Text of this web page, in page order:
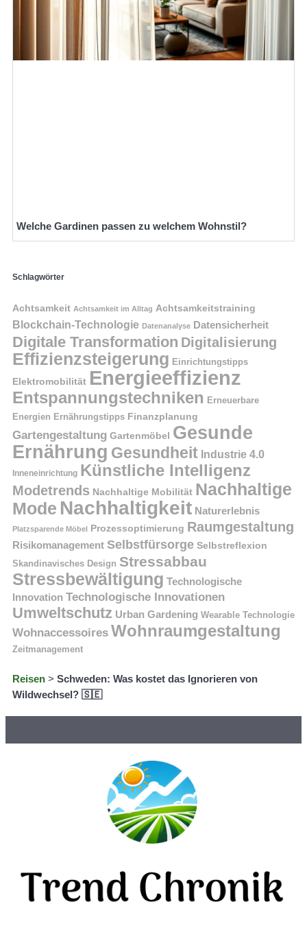
Welche Gardinen passen zu welchem Wohnstil?
Schlagwörter
Achtsamkeit Achtsamkeit im Alltag Achtsamkeitstraining
Blockchain-Technologie Datenanalyse Datensicherheit
Digitale Transformation Digitalisierung
Effizienzsteigerung Einrichtungstipps
Elektromobilität Energieeffizienz
Entspannungstechniken Erneuerbare
Energien Ernährungstipps Finanzplanung
Gartengestaltung Gartenmöbel Gesunde
Ernährung Gesundheit Industrie 4.0
Inneneinrichtung Künstliche Intelligenz
Modetrends Nachhaltige Mobilität Nachhaltige
Mode Nachhaltigkeit Naturerlebnis
Platzsparende Möbel Prozessoptimierung Raumgestaltung
Risikomanagement Selbstfürsorge Selbstreflexion
Skandinavisches Design Stressabbau
Stressbewältigung Technologische
Innovation Technologische Innovationen
Umweltschutz Urban Gardening Wearable Technologie
Wohnaccessoires Wohnraumgestaltung
Zeitmanagement
Reisen > Schweden: Was kostet das Ignorieren von
Wildwechsel? 🇸🇪